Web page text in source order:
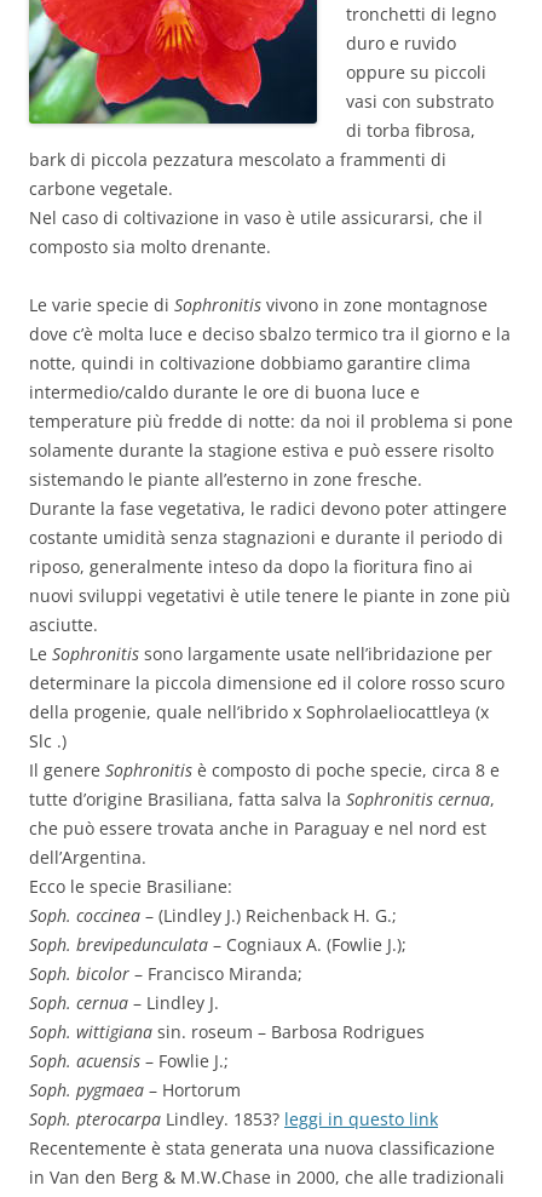
tronchetti di legno
duro e ruvido
oppure su piccoli
vasi con substrato
di torba fibrosa,
bark di piccola pezzatura mescolato a frammenti di
carbone vegetale.
Nel caso di coltivazione in vaso è utile assicurarsi, che il
composto sia molto drenante.
Le varie specie di Sophronitis vivono in zone montagnose
dove c’è molta luce e deciso sbalzo termico tra il giorno e la
notte, quindi in coltivazione dobbiamo garantire clima
intermedio/caldo durante le ore di buona luce e
temperature più fredde di notte: da noi il problema si pone
solamente durante la stagione estiva e può essere risolto
sistemando le piante all’esterno in zone fresche.
Durante la fase vegetativa, le radici devono poter attingere
costante umidità senza stagnazioni e durante il periodo di
riposo, generalmente inteso da dopo la fioritura fino ai
nuovi sviluppi vegetativi è utile tenere le piante in zone più
asciutte.
Le Sophronitis sono largamente usate nell’ibridazione per
determinare la piccola dimensione ed il colore rosso scuro
della progenie, quale nell’ibrido x Sophrolaeliocattleya (x
Slc .)
Il genere Sophronitis è composto di poche specie, circa 8 e
tutte d’origine Brasiliana, fatta salva la Sophronitis cernua,
che può essere trovata anche in Paraguay e nel nord est
dell’Argentina.
Ecco le specie Brasiliane:
Soph. coccinea – (Lindley J.) Reichenback H. G.;
Soph. brevipedunculata – Cogniaux A. (Fowlie J.);
Soph. bicolor – Francisco Miranda;
Soph. cernua – Lindley J.
Soph. wittigiana sin. roseum – Barbosa Rodrigues
Soph. acuensis – Fowlie J.;
Soph. pygmaea – Hortorum
Soph. pterocarpa Lindley. 1853? leggi in questo link
Recentemente è stata generata una nuova classificazione
in Van den Berg & M.W.Chase in 2000, che alle tradizionali